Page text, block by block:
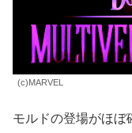
(c)MARVEL
モルドの登場がほぼ